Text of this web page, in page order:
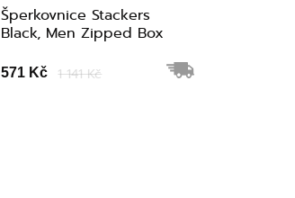
Šperkovnice Stackers
Black, Men Zipped Box
571 Kč 1 141 Kč